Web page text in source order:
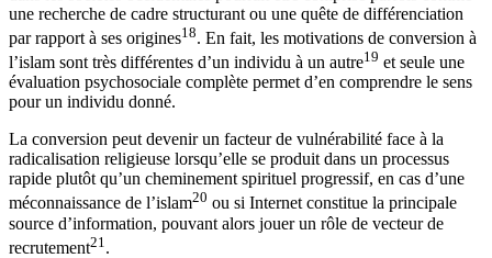
une recherche de cadre structurant ou une quête de différenciation
par rapport à ses origines18. En fait, les motivations de conversion à
l’islam sont très différentes d’un individu à un autre19 et seule une
évaluation psychosociale complète permet d’en comprendre le sens
pour un individu donné.
La conversion peut devenir un facteur de vulnérabilité face à la
radicalisation religieuse lorsqu’elle se produit dans un processus
rapide plutôt qu’un cheminement spirituel progressif, en cas d’une
méconnaissance de l’islam20 ou si Internet constitue la principale
source d’information, pouvant alors jouer un rôle de vecteur de
recrutement21 .